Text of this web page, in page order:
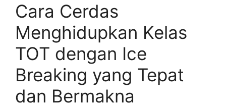
Cara Cerdas
Menghidupkan Kelas
TOT dengan Ice
Breaking yang Tepat
dan Bermakna